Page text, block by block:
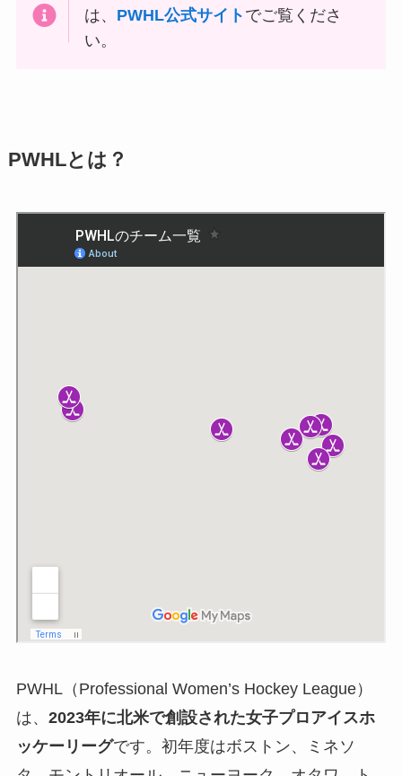
は、 PWHL公式サイト でご覧くださ
い。
PWHLとは？
PWHL（Professional Women’s Hockey League）
は、 2023年に北米で創設された女子プロアイスホ
ッケーリーグです。初年度はボストン、ミネソ